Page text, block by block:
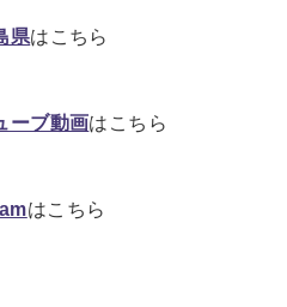
県はこちら
ーブ動画はこちら
はこちら